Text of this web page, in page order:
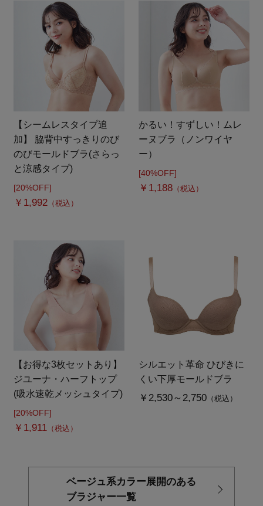
【シームレスタイプ追
加】 脇背中すっきりのび
のびモールドブラ(さらっ
と涼感タイプ)
[20%OFF]
￥1,992 （税込）
かるい！すずしい！ムレ
ーヌブラ（ノンワイヤ
ー）
[40%OFF]
￥1,188（税込）
【お得な3枚セットあり】
ジユーナ・ハーフトップ
(吸水速乾メッシュタイプ)
[20%OFF]
￥1,911 （税込）
シルエット革命 ひびきに
くい下厚モールドブラ
￥2,530～2,750（税込）
ベージュ系カラー展開のある
ブラジャー一覧